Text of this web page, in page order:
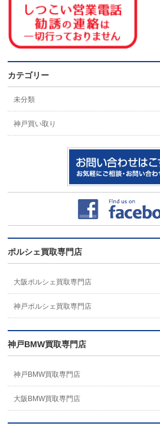
カテゴリー
未分類
神戸買い取り
ポルシェ買取専門店
大阪ポルシェ買取専門店
神戸ポルシェ買取専門店
神戸BMW買取専門店
神戸BMW買取専門店
大阪BMW買取専門店